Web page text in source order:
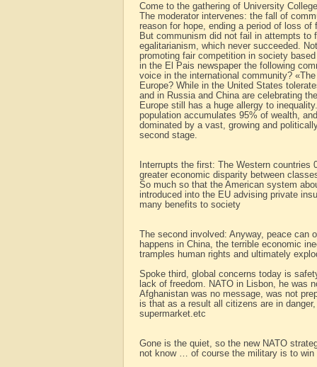
Come to the gathering of University College
The moderator intervenes: the fall of
reason for hope, ending a period of loss
But communism did not fail in attempts
egalitarianism, which never succeeded.
promoting fair competition in society
in the El Pais newspaper the following
voice in the international community?
Europe? While in the United States
and in Russia and China are celebrating
Europe still has a huge allergy to
population accumulates 95% of wealth,
dominated by a vast, growing and
second stage.
Interrupts the first: The Western
greater economic disparity between
So much so that the American system
introduced into the EU advising private
many benefits to society
The second involved: Anyway, peace can
happens in China, the terrible economic
tramples human rights and ultimately
Spoke third, global concerns today is
lack of freedom. NATO in Lisbon, he was
Afghanistan was no message, was not
is that as a result all citizens are in
supermarket.etc
Gone is the quiet, so the new NATO
not know … of course the military is to